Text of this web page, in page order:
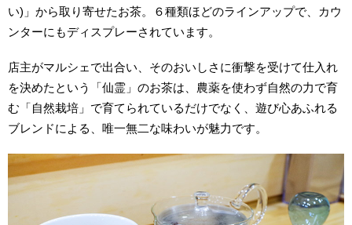
い)」から取り寄せたお茶。６種類ほどのラインアップで、カウ
ンターにもディスプレーされています。
店主がマルシェで出合い、そのおいしさに衝撃を受けて仕入れ
を決めたという「仙霊」のお茶は、農薬を使わず自然の力で育
む「自然栽培」で育てられているだけでなく、遊び心あふれる
ブレンドによる、唯一無二な味わいが魅力です。